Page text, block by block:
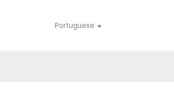
Portuguese